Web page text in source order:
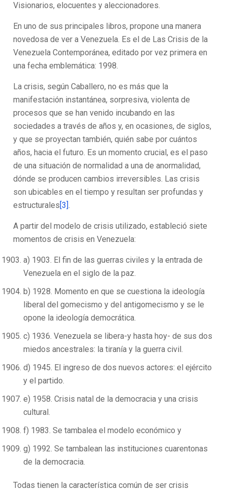
Visionarios, elocuentes y aleccionadores.
En uno de sus principales libros, propone una manera
novedosa de ver a Venezuela. Es el de Las Crisis de la
Venezuela Contemporánea, editado por vez primera en
una fecha emblemática: 1998.
La crisis, según Caballero, no es más que la
manifestación instantánea, sorpresiva, violenta de
procesos que se han venido incubando en las
sociedades a través de años y, en ocasiones, de siglos,
y que se proyectan también, quién sabe por cuántos
años, hacia el futuro. Es un momento crucial, es el paso
de una situación de normalidad a una de anormalidad,
dónde se producen cambios irreversibles. Las crisis
son ubicables en el tiempo y resultan ser profundas y
estructurales[3].
A partir del modelo de crisis utilizado, estableció siete
momentos de crisis en Venezuela:
a) 1903. El fin de las guerras civiles y la entrada de
Venezuela en el siglo de la paz.
b) 1928. Momento en que se cuestiona la ideología
liberal del gomecismo y del antigomecismo y se le
opone la ideología democrática.
c) 1936. Venezuela se libera-y hasta hoy- de sus dos
miedos ancestrales: la tiranía y la guerra civil.
d) 1945. El ingreso de dos nuevos actores: el ejército
y el partido.
e) 1958. Crisis natal de la democracia y una crisis
cultural.
f) 1983. Se tambalea el modelo económico y
g) 1992. Se tambalean las instituciones cuarentonas
de la democracia.
Todas tienen la característica común de ser crisis